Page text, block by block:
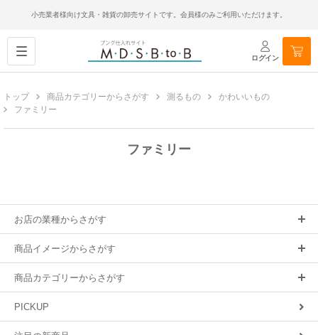
小売業者様向け文具・雑貨の卸売サイトです。会員様のみご利用いただけます。
ログイン
トップ 商品カテゴリーからさがす 測るもの
かわいいもの
ファミリー
ファミリー
お店の業種からさがす
商品イメージからさがす
商品カテゴリーからさがす
PICKUP